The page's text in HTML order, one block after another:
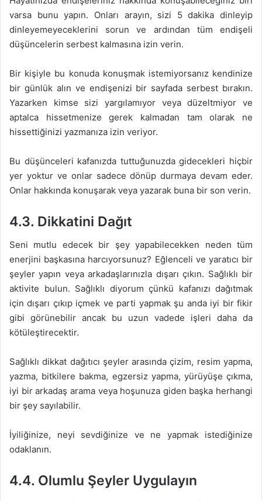
varsa bunu yapın. Onları arayın, sizi 5 dakika dinleyip
dinleyemeyeceklerini sorun ve ardından tüm endişeli
düşüncelerin serbest kalmasına izin verin.
Bir kişiyle bu konuda konuşmak istemiyorsanız kendinize
bir günlük alın ve endişenizi bir sayfada serbest bırakın.
Yazarken kimse sizi yargılamıyor veya düzeltmiyor ve
aptalca hissetmenize gerek kalmadan tam olarak ne
hissettiğinizi yazmanıza izin veriyor.
Bu düşünceleri kafanızda tuttuğunuzda gidecekleri hiçbir
yer yoktur ve onlar sadece dönüp durmaya devam eder.
Onlar hakkında konuşarak veya yazarak buna bir son verin.
4.3. Dikkatini Dağıt
Seni mutlu edecek bir şey yapabilecekken neden tüm
enerjini başkasına harcıyorsunuz? Eğlenceli ve yaratıcı bir
şeyler yapın veya arkadaşlarınızla dışarı çıkın. Sağlıklı bir
aktivite bulun. Sağlıklı diyorum çünkü kafanızı dağıtmak
için dışarı çıkıp içmek ve parti yapmak şu anda iyi bir fikir
gibi görünebilir ancak bu uzun vadede işleri daha da
kötüleştirecektir.
Sağlıklı dikkat dağıtıcı şeyler arasında çizim, resim yapma,
yazma, bitkilere bakma, egzersiz yapma, yürüyüşe çıkma,
iyi bir arkadaş arama veya hoşunuza giden başka herhangi
bir şey sayılabilir.
İyiliğinize, neyi sevdiğinize ve ne yapmak istediğinize
odaklanın.
4.4. Olumlu Şeyler Uygulayın